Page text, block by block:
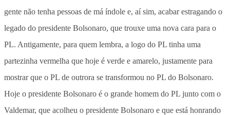
gente não tenha pessoas de má índole e, aí sim, acabar estragando o
legado do presidente Bolsonaro, que trouxe uma nova cara para o
PL. Antigamente, para quem lembra, a logo do PL tinha uma
partezinha vermelha que hoje é verde e amarelo, justamente para
mostrar que o PL de outrora se transformou no PL do Bolsonaro.
Hoje o presidente Bolsonaro é o grande homem do PL junto com o
Valdemar, que acolheu o presidente Bolsonaro e que está honrando